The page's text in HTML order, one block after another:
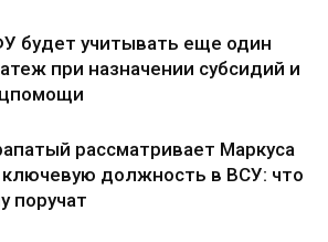
будет учитывать еще один
при назначении субсидий и
рассматривает Маркуса
ключевую должность в ВСУ: что
поручат